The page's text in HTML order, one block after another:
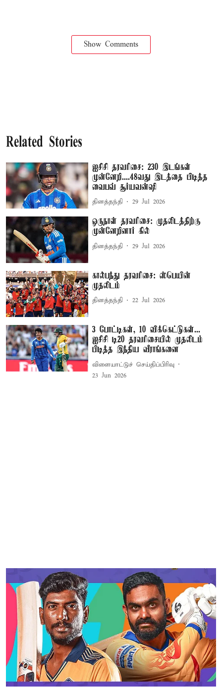
Show Comments
Related Stories
ஐசிசி தரவரிசை: 230 இடங்கள்
முன்னேறி....48வது இடத்தை பிடித்த
வைபவ் சூர்யவன்ஷி
தினத்தந்தி 29 Jul 2026
ஒருநாள் தரவரிசை: முதலிடத்திற்கு
முன்னேறினார் கில்
தினத்தந்தி 29 Jul 2026
கால்பந்து தரவரிசை: ஸ்பெயின்
முதலிடம்
தினத்தந்தி 22 Jul 2026
3 போட்டிகள், 10 விக்கெட்டுகள்...
ஐசிசி டி20 தரவரிசையில் முதலிடம்
பிடித்த இந்திய வீராங்கனை
விளையாட்டுச் செய்திப்பிரிவு
23 Jun 2026